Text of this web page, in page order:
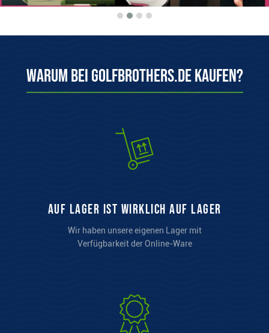
Warum bei Golfbrothers.de kaufen?
auf Lager ist wirklich auf Lager
Wir haben unsere eigenen Lager mit
Verfügbarkeit der Online-Ware